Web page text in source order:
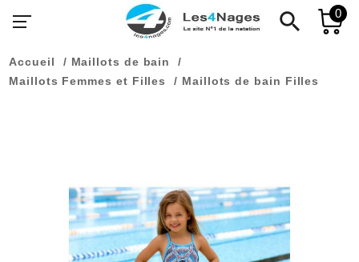
search 0
Accueil
Maillots de bain
Maillots Femmes et Filles
Maillots de bain Filles